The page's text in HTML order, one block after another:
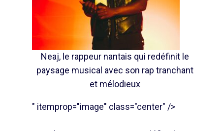
Neaj, le rappeur nantais qui redéfinit le
paysage musical avec son rap tranchant
et mélodieux
" itemprop="image" class="center" />